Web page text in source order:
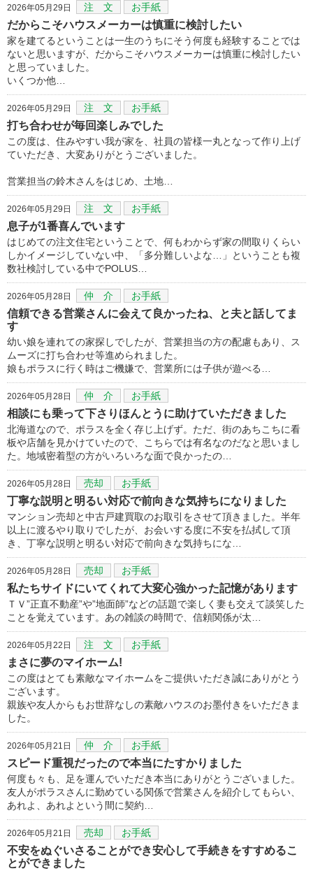
2026年05月29日 注 文 お手紙
だからこそハウスメーカーは慎重に検討したい
家を建てるということは一生のうちにそう何度も経験することでは
ないと思いますが、だからこそハウスメーカーは慎重に検討したい
と思っていました。
いくつか他…
2026年05月29日 注 文 お手紙
打ち合わせが毎回楽しみでした
この度は、住みやすい我が家を、社員の皆様一丸となって作り上げ
ていただき、大変ありがとうございました。
営業担当の鈴木さんをはじめ、土地…
2026年05月29日 注 文 お手紙
息子が1番喜んでいます
はじめての注文住宅ということで、何もわからず家の間取りくらい
しかイメージしていない中、「多分難しいよな…」ということも複
数社検討している中でPOLUS…
2026年05月28日 仲 介 お手紙
信頼できる営業さんに会えて良かったね、と夫と話してま
す
幼い娘を連れての家探しでしたが、営業担当の方の配慮もあり、ス
ムーズに打ち合わせ等進められました。
娘もポラスに行く時はご機嫌で、営業所には子供が遊べる…
2026年05月28日 仲 介 お手紙
相談にも乗って下さりほんとうに助けていただきました
北海道なので、ポラスを全く存じ上げず。ただ、街のあちこちに看
板や店舗を見かけていたので、こちらでは有名なのだなと思いまし
た。地域密着型の方がいろいろな面で良かったの…
2026年05月28日 売却 お手紙
丁寧な説明と明るい対応で前向きな気持ちになりました
マンション売却と中古戸建買取のお取引をさせて頂きました。半年
以上に渡るやり取りでしたが、お会いする度に不安を払拭して頂
き、丁寧な説明と明るい対応で前向きな気持ちにな…
2026年05月28日 売却 お手紙
私たちサイドにいてくれて大変心強かった記憶があります
ＴＶ”正直不動産”や”地面師”などの話題で楽しく妻も交えて談笑した
ことを覚えています。あの雑談の時間で、信頼関係が太…
2026年05月22日 注 文 お手紙
まさに夢のマイホーム!
この度はとても素敵なマイホームをご提供いただき誠にありがとう
ございます。
親族や友人からもお世辞なしの素敵ハウスのお墨付きをいただきま
した。
2026年05月21日 仲 介 お手紙
スピード重視だったので本当にたすかりました
何度も々も、足を運んでいただき本当にありがとうございました。
友人がポラスさんに勤めている関係で営業さんを紹介してもらい、
あれよ、あれよという間に契約…
2026年05月21日 売却 お手紙
不安をぬぐいさることができ安心して手続きをすすめるこ
とができました